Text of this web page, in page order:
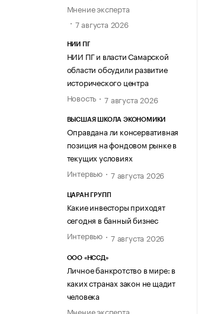
Мнение эксперта
7 августа 2026
НИИ ПГ
НИИ ПГ и власти Самарской
области обсудили развитие
исторического центра
Новость
7 августа 2026
ВЫСШАЯ ШКОЛА ЭКОНОМИКИ
Оправдана ли консервативная
позиция на фондовом рынке в
текущих условиях
Интервью
7 августа 2026
ЦАРАН ГРУПП
Какие инвесторы приходят
сегодня в банный бизнес
Интервью
7 августа 2026
ООО «НССД»
Личное банкротство в мире: в
каких странах закон не щадит
человека
Мнение эксперта